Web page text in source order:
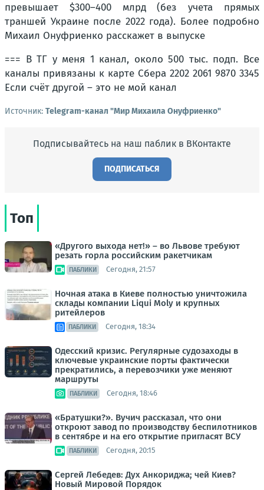
превышает $300–400 млрд (без учета прямых
траншей Украине после 2022 года). Более подробно
Михаил Онуфриенко расскажет в выпуске
=== В ТГ у меня 1 канал, около 500 тыс. подп. Все
каналы привязаны к карте Сбера 2202 2061 9870 3345
Если счёт другой – это не мой канал
Источник: Telegram-канал "Мир Михаила Онуфриенко"
Подписывайтесь на наш паблик в ВКонтакте
ПОДПИСАТЬСЯ
Топ
«Другого выхода нет!» – во Львове требуют
резать горла российским ракетчикам
ПАБЛИКИ Сегодня, 21:57
Ночная атака в Киеве полностью уничтожила
склады компании Liqui Moly и крупных
ритейлеров
ПАБЛИКИ Сегодня, 18:34
Одесский кризис. Регулярные судозаходы в
ключевые украинские порты фактически
прекратились, а перевозчики уже меняют
маршруты
ПАБЛИКИ Сегодня, 18:46
«Братушки?». Вучич рассказал, что они
откроют завод по производству беспилотников
в сентябре и на его открытие пригласят ВСУ
ПАБЛИКИ Сегодня, 20:15
Сергей Лебедев: Дух Анкориджа; чей Киев?
Новый Мировой Порядок